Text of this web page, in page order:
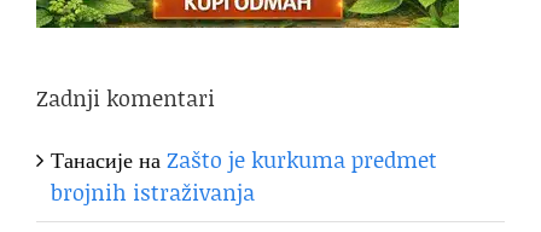
Zadnji komentari
ТанасијенаZašto je kurkuma predmet
brojnih istraživanja